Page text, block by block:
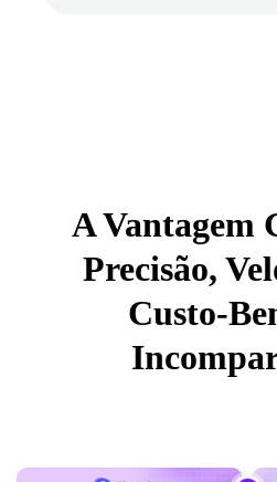
A Vantagem
Precisão,
Custo-